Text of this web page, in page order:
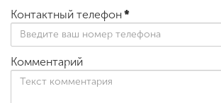
Контактный телефон*
Комментарий